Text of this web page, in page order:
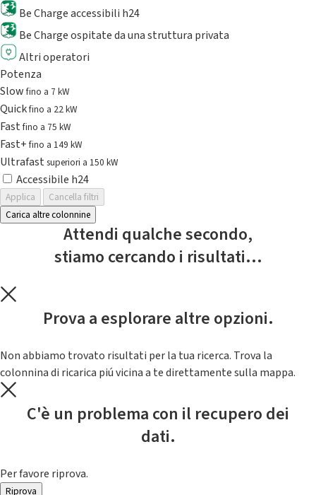
Be Charge accessibili h24
Be Charge ospitate da una struttura privata
Altri operatori
Potenza
Slowfino a 7 kW
Quickfino a 22 kW
Fastfino a 75 kW
Fast+fino a 149 kW
Ultrafast superiori a 150 kW
Accessibile h24
Applica
Cancella filtri
Carica altre colonnine
Attendi qualche secondo,
stiamo cercando i risultati...
Prova a esplorare altre opzioni.
Non abbiamo trovato risultati per la tua ricerca. Trova la
colonnina di ricarica piú vicina a te direttamente sulla mappa.
C'è un problema con il recupero dei
dati.
Per favore riprova.
Riprova